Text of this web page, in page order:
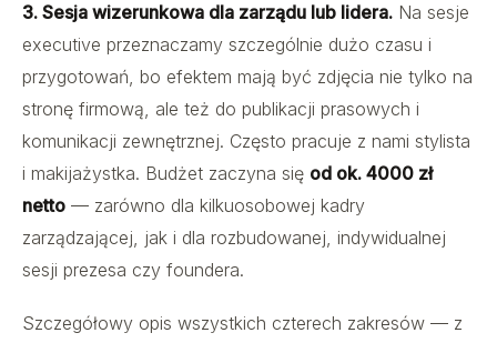
3. Sesja wizerunkowa dla zarządu lub lidera. Na sesje
executive przeznaczamy szczególnie dużo czasu i
przygotowań, bo efektem mają być zdjęcia nie tylko na
stronę firmową, ale też do publikacji prasowych i
komunikacji zewnętrznej. Często pracuje z nami stylista
i makijażystka. Budżet zaczyna się od ok. 4000 zł
netto — zarówno dla kilkuosobowej kadry
zarządzającej, jak i dla rozbudowanej, indywidualnej
sesji prezesa czy foundera.
Szczegółowy opis wszystkich czterech zakresów — z